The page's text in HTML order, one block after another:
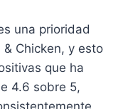
una prioridad
Chicken, y esto
que ha
4.6 sobre 5,